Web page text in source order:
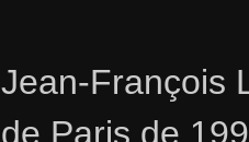
Jean-François
de Paris de